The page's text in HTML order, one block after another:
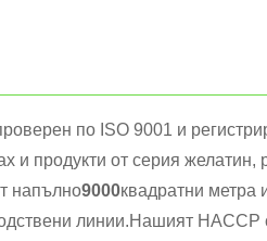
по ISO 9001 и
и продукти от серия желатин,
напълно9000квадратни метра
линии.Нашият HACCP